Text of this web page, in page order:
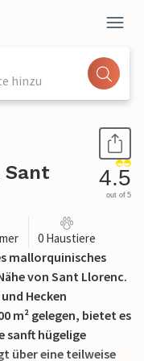
hinzu
Sant
4.5
out of 5
0 Haustiere
mallorquinisches
von Sant Llorenc.
Hecken
m² gelegen, bietet es
sanft hügelige
über eine teilweise